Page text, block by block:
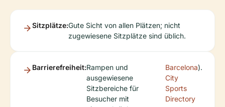
Sitzplätze:Gute Sicht von allen Plätzen; nicht
zugewiesene Sitzplätze sind üblich.
Barrierefreiheit:Rampen und
ausgewiesene
Sitzbereiche für
Besucher mit
Barcelona
City
Sports
Directory
).